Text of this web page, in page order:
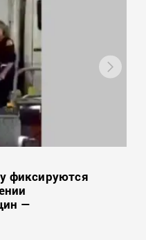
фиксируются
—